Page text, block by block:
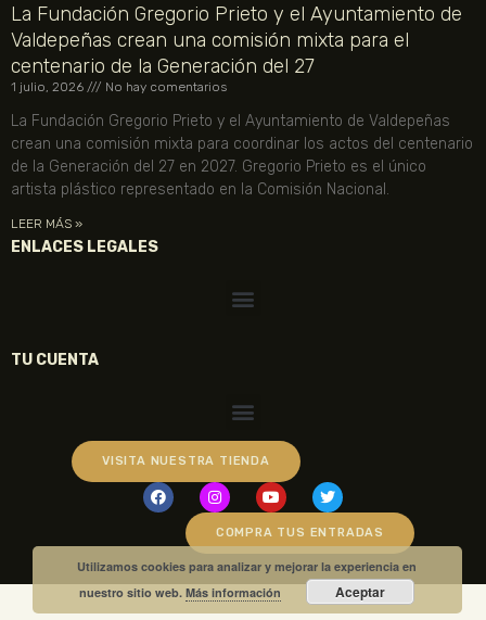
La Fundación Gregorio Prieto y el Ayuntamiento de
Valdepeñas crean una comisión mixta para el
centenario de la Generación del 27
1 julio, 2026 No hay comentarios
La Fundación Gregorio Prieto y el Ayuntamiento de Valdepeñas
crean una comisión mixta para coordinar los actos del centenario
de la Generación del 27 en 2027. Gregorio Prieto es el único
artista plástico representado en la Comisión Nacional.
LEER MÁS »
ENLACES LEGALES
TU CUENTA
VISITA NUESTRA TIENDA
COMPRA TUS ENTRADAS
Utilizamos cookies para analizar y mejorar la experiencia en
nuestro sitio web.Más información Aceptar